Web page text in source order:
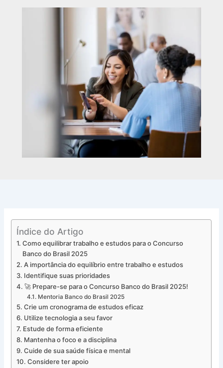
Índice do Artigo
Como equilibrar trabalho e estudos para o Concurso
Banco do Brasil 2025
A importância do equilíbrio entre trabalho e estudos
Identifique suas prioridades
🚀 Prepare-se para o Concurso Banco do Brasil 2025!
Mentoria Banco do Brasil 2025
Crie um cronograma de estudos eficaz
Utilize tecnologia a seu favor
Estude de forma eficiente
Mantenha o foco e a disciplina
Cuide de sua saúde física e mental
Considere ter apoio